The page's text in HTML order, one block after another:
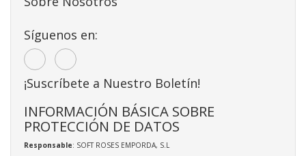
Síguenos en:
¡Suscríbete a Nuestro Boletín!
INFORMACIÓN BÁSICA SOBRE
PROTECCIÓN DE DATOS
Responsable: SOFT ROSES EMPORDA, S.L